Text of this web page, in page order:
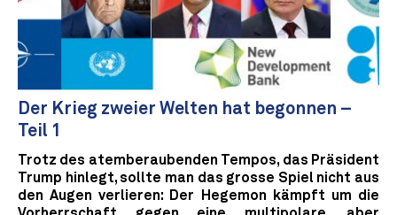
Der Krieg zweier Welten hat begonnen –
Teil 1
Trotz des atemberaubenden Tempos, das Präsident
Trump hinlegt, sollte man das grosse Spiel nicht aus
den Augen verlieren: Der Hegemon kämpft um die